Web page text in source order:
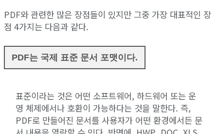
PDF와 관련한 많은 장점들이 있지만 그중 가장 대표적인 장
점 4가지는 다음과 같다.
PDF는 국제 표준 문서 포맷이다.
표준이라는 것은 어떤 소프트웨어, 하드웨어 또는 운
영 체제에서나 호환이 가능하다는 것을 말한다. 즉,
PDF로 만들어진 문서를 사용자가 어떤 환경에서든 문